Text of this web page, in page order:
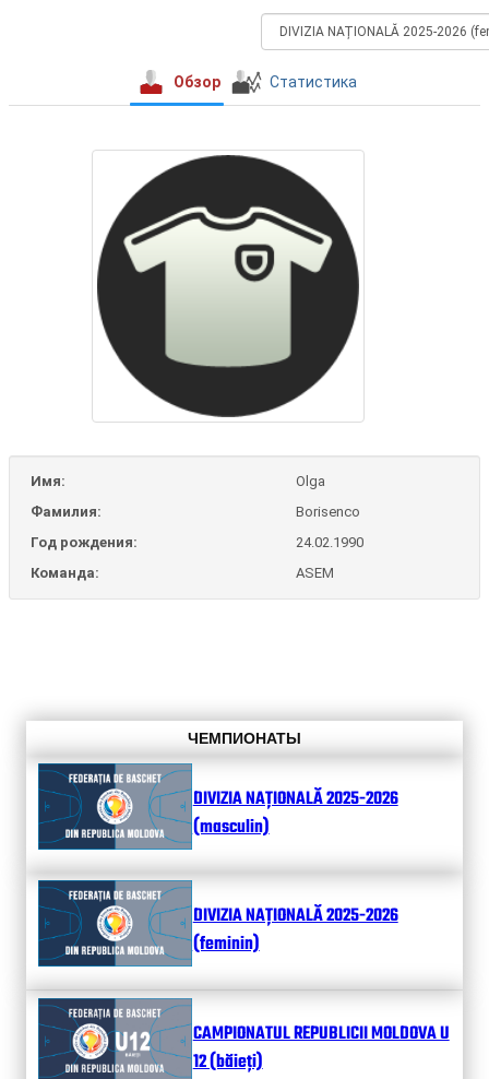
Обзор Статистика
Имя:
Olga
Фамилия:
Borisenco
Год рождения:
24.02.1990
Команда:
ASEM
ЧЕМПИОНАТЫ
DIVIZIA NAȚIONALĂ 2025-2026
(masculin)
DIVIZIA NAȚIONALĂ 2025-2026
(feminin)
CAMPIONATUL REPUBLICII MOLDOVA U
12 (băieți)